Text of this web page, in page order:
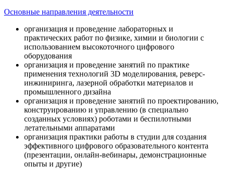
Основные направления деятельности
организация и проведение лабораторных и
практических работ по физике, химии и биологии с
использованием высокоточного цифрового
оборудования
организация и проведение занятий по практике
применения технологий 3D моделирования, реверс-
инжиниринга, лазерной обработки материалов и
промышленного дизайна
организация и проведение занятий по проектированию,
конструированию и управлению (в специально
созданных условиях) роботами и беспилотными
летательными аппаратами
организация практики работы в студии для создания
эффективного цифрового образовательного контента
(презентации, онлайн-вебинары, демонстрационные
опыты и другие)